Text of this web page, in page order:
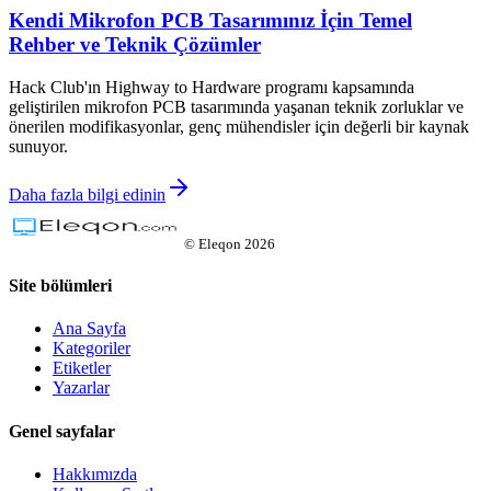
Kendi Mikrofon PCB Tasarımınız İçin Temel
Rehber ve Teknik Çözümler
Hack Club'ın Highway to Hardware programı kapsamında
geliştirilen mikrofon PCB tasarımında yaşanan teknik zorluklar ve
önerilen modifikasyonlar, genç mühendisler için değerli bir kaynak
sunuyor.
Daha fazla bilgi edinin
© Eleqon 2026
Site bölümleri
Ana Sayfa
Kategoriler
Etiketler
Yazarlar
Genel sayfalar
Hakkımızda